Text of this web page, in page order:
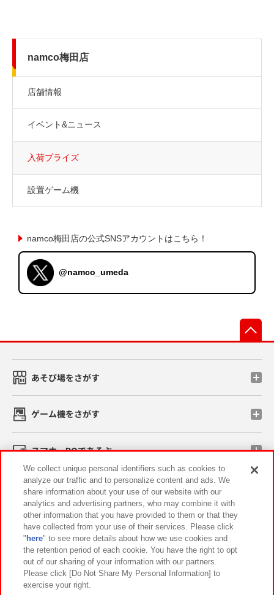
namco梅田店
店舗情報
イベント&ニュース
入荷プライズ
設置ゲーム機
namco梅田店の公式SNSアカウントはこちら！
@namco_umeda
あそび場をさがす
ゲーム機をさがす
スマホ・PCであそぶ
イベント・キャンペーン
関連会社 サステナビリティ サイトポリシー
プライバシーポリシー ウェブアクセシビリティ方針と検証結果
お取引先さまとともに
We collect unique personal identifiers such as cookies to
analyze our traffic and to personalize content and ads. We
share information about your use of our website with our
analytics and advertising partners, who may combine it with
other information that you have provided to them or that they
have collected from your use of their services. Please click
" here" to see more details about how we use cookies and
the retention period of each cookie. You have the right to opt
out of our sharing of your information with our partners.
Please click [Do Not Share My Personal Information] to
exercise your right.